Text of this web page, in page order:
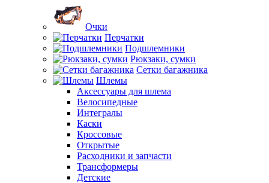
Очки
Перчатки
Подшлемники
Рюкзаки, сумки
Сетки багажника
Шлемы
Аксессуары для шлема
Велосипедные
Интегралы
Каски
Кроссовые
Открытые
Расходники и запчасти
Трансформеры
Детские